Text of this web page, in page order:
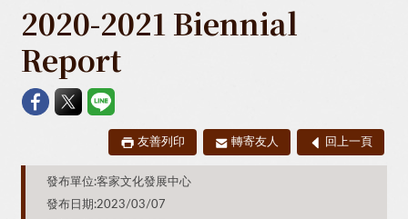
2020-2021 Biennial
Report
友善列印 轉寄友人 回上一頁
發布單位:客家文化發展中心
發布日期:2023/03/07